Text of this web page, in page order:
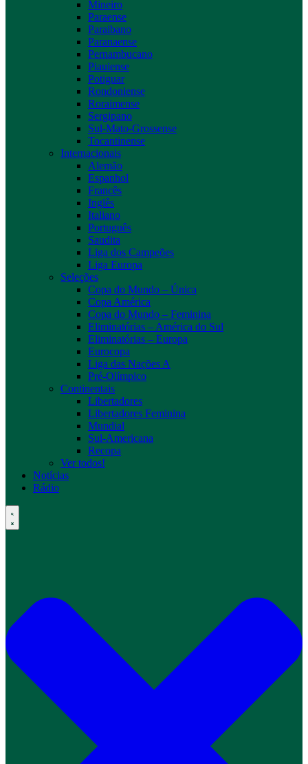
Mineiro
Paraense
Paraibano
Paranaense
Pernambucano
Piauiense
Potiguar
Rondoniense
Roraimense
Sergipano
Sul-Mato-Grossense
Tocantinense
Internacionais
Alemão
Espanhol
Francês
Inglês
Italiano
Português
Saudita
Liga dos Campeões
Liga Europa
Seleções
Copa do Mundo – Única
Copa América
Copa do Mundo – Feminina
Eliminatórias – América do Sul
Eliminatórias – Europa
Eurocopa
Liga das Nações A
Pré-Olímpico
Continentais
Libertadores
Libertadores Feminina
Mundial
Sul-Americana
Recopa
Ver todos!
Notícias
Rádio